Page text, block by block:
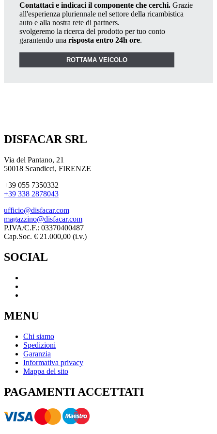
Contattaci e indicaci il componente che cerchi. Grazie
all'esperienza pluriennale nel settore della ricambistica
auto e alla nostra rete di partners.
svolgeremo la ricerca del prodotto per tuo conto
garantendo una risposta entro 24h ore.
ROTTAMA VEICOLO
DISFACAR SRL
Via del Pantano, 21
50018 Scandicci, FIRENZE
+39 055 7350332
+39 338 2878043
ufficio@disfacar.com
magazzino@disfacar.com
P.IVA/C.F.: 03370400487
Cap.Soc. € 21.000,00 (i.v.)
SOCIAL
MENU
Chi siamo
Spedizioni
Garanzia
Informativa privacy
Mappa del sito
PAGAMENTI ACCETTATI